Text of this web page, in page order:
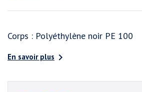
Corps : Polyéthylène noir PE 100
En savoir plus 